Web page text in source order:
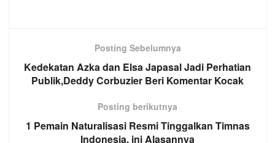
Posting Sebelumnya
Kedekatan Azka dan Elsa Japasal Jadi Perhatian
Publik,Deddy Corbuzier Beri Komentar Kocak
Posting berikutnya
1 Pemain Naturalisasi Resmi Tinggalkan Timnas
Indonesia, ini Alasannya